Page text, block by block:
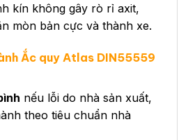
kín không gây rò rỉ axit,
mòn bản cực và thành xe.
Ắc quy Atlas DIN55559
nếu lỗi do nhà sản xuất,
theo tiêu chuẩn nhà